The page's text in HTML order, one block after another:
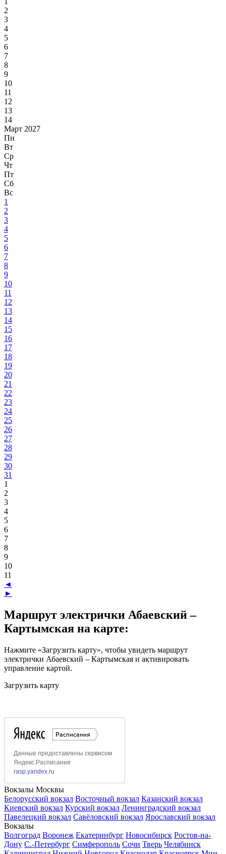
2
3
4
5
6
7
8
9
10
11
12
13
14
Март 2027
Пн
Вт
Ср
Чт
Пт
Сб
Вс
1
2
3
4
5
6
7
8
9
10
11
12
13
14
15
16
17
18
19
20
21
22
23
24
25
26
27
28
29
30
31
1
2
3
4
5
6
7
8
9
10
11
◄
►
Маршрут электрички Абаевский –
Картымская на карте:
Нажмите «Загрузить карту», чтобы увидеть маршрут
электрички Абаевский – Картымская и активировать
управление картой.
Загрузить карту
Вокзалы Москвы
Белорусский вокзал Восточный вокзал Казанский вокзал
Киевский вокзал Курский вокзал Ленинградский вокзал
Павелецкий вокзал Савёловский вокзал Ярославский вокзал
Вокзалы
Волгоград Воронеж Екатеринбург Новосибирск Ростов-на-
Дону С.-Петербург Симферополь Сочи Тверь Челябинск